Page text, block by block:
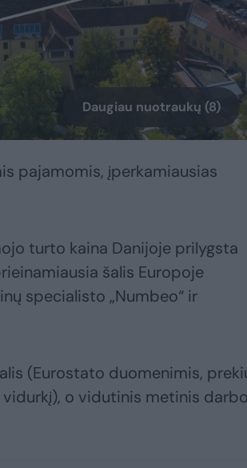
Daugiau nuotraukų (8)
pajamomis, įperkamiausias
turto kaina Danijoje prilygsta
šalis Europoje
specialisto „Numbeo“ ir
(Eurostato duomenimis,
vidurkį), o vidutinis metinis darbo